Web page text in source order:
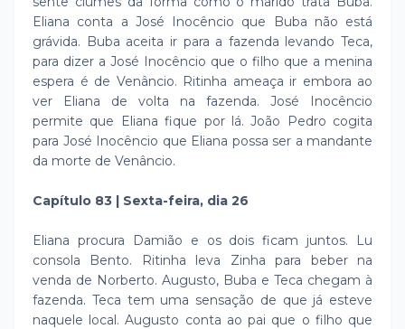
Eliana conta a José Inocêncio que Buba não está
grávida. Buba aceita ir para a fazenda levando Teca,
para dizer a José Inocêncio que o filho que a menina
espera é de Venâncio. Ritinha ameaça ir embora ao
ver Eliana de volta na fazenda. José Inocêncio
permite que Eliana fique por lá. João Pedro cogita
para José Inocêncio que Eliana possa ser a mandante
da morte de Venâncio.
Capítulo 83 | Sexta-feira, dia 26
Eliana procura Damião e os dois ficam juntos. Lu
consola Bento. Ritinha leva Zinha para beber na
venda de Norberto. Augusto, Buba e Teca chegam à
fazenda. Teca tem uma sensação de que já esteve
naquele local. Augusto conta ao pai que o filho que